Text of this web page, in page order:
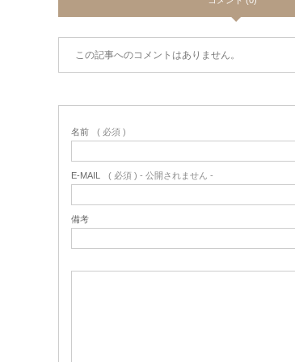
この記事へのコメントはありません。
名前 ( 必須 )
E-MAIL ( 必須 ) - 公開されません -
備考